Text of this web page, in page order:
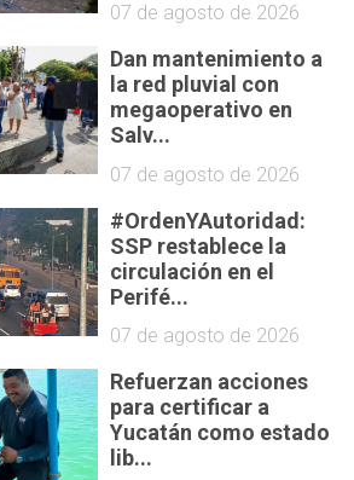
07 de agosto de 2026
Dan mantenimiento a
la red pluvial con
megaoperativo en
Salv...
07 de agosto de 2026
#OrdenYAutoridad:
SSP restablece la
circulación en el
Perifé...
07 de agosto de 2026
Refuerzan acciones
para certificar a
Yucatán como estado
lib...